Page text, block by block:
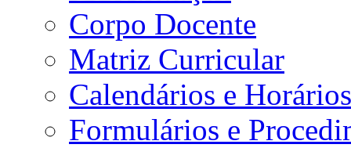
Corpo Docente
Matriz Curricular
Calendários e Horários
Formulários e